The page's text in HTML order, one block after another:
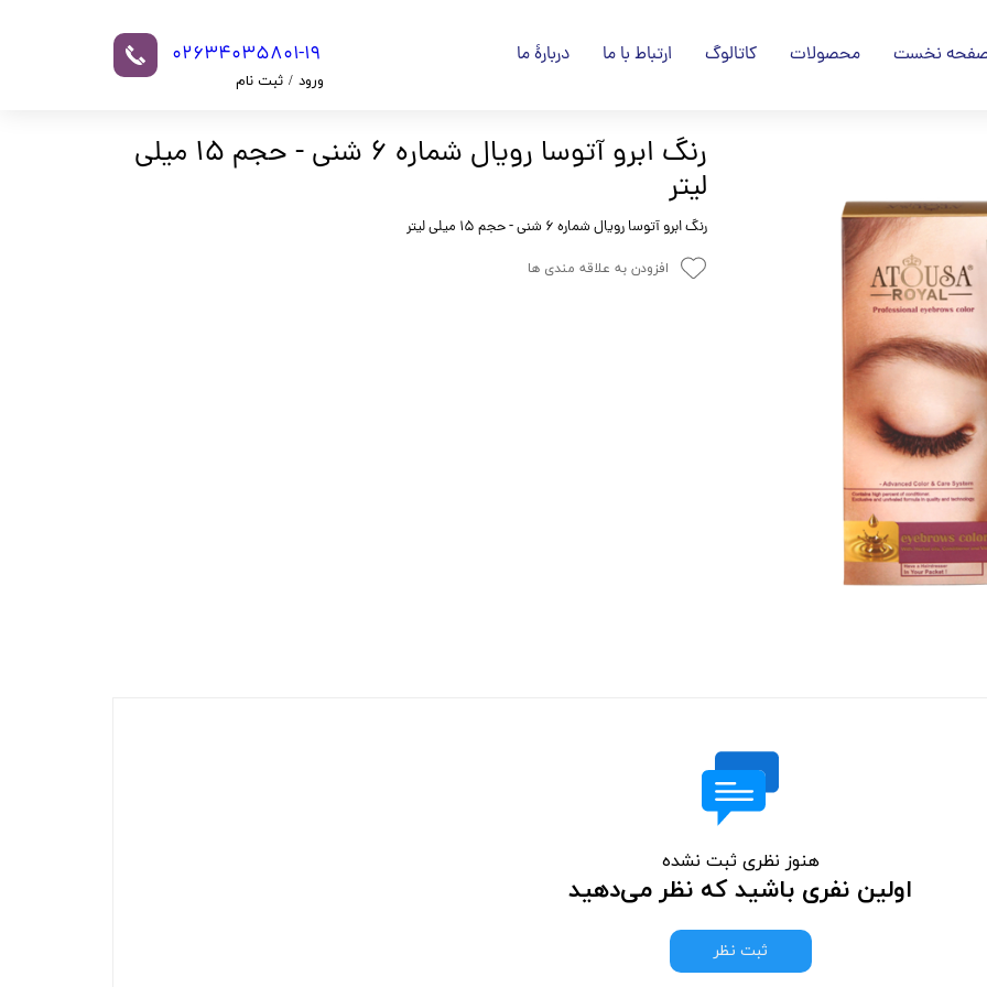
02634035801-19​​​​​​​​​​​​​​ نخست محصولات کاتالوگ ارتباط با ما دربارۀ ما
ورود / ثبت نام
تغییر گذر واژه رنگ ابرو آتوسا رویال شماره 6 شنی - حجم 15 میلی
لیتر
رنگ ابرو آتوسا رویال شماره 6 شنی - حجم 15 میلی لیتر
افزودن به علاقه مندی ها
هنوز نظری ثبت نشده
اولین نفری باشید که نظر می‌دهید
ثبت نظر